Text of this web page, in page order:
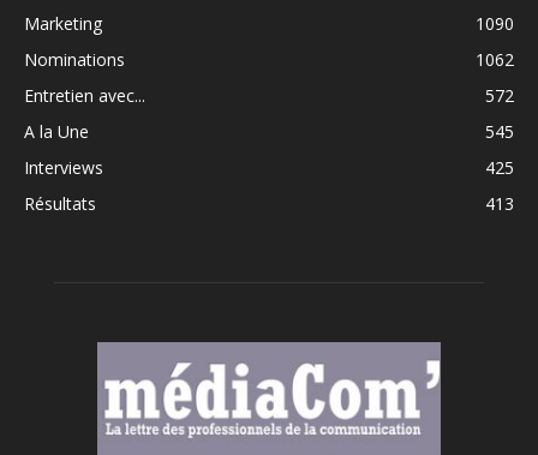
Marketing
1090
Nominations
1062
Entretien avec...
572
A la Une
545
Interviews
425
Résultats
413